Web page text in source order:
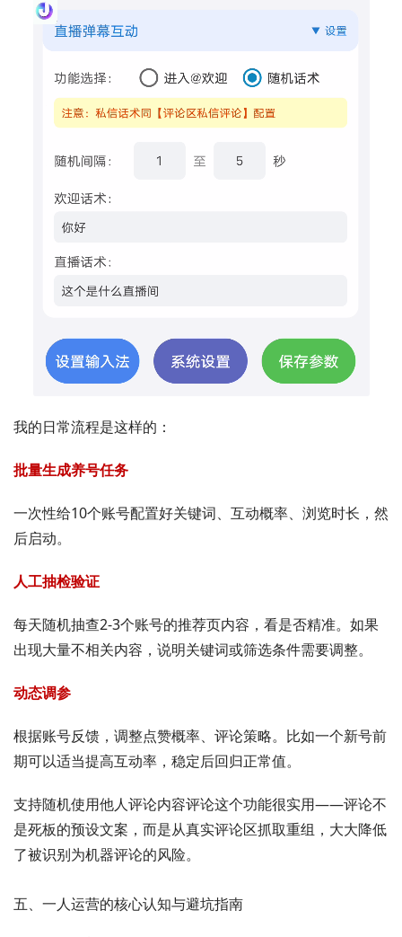
我的日常流程是这样的：
批量生成养号任务
一次性给10个账号配置好关键词、互动概率、浏览时长，然
后启动。
人工抽检验证
每天随机抽查2-3个账号的推荐页内容，看是否精准。如果
出现大量不相关内容，说明关键词或筛选条件需要调整。
动态调参
根据账号反馈，调整点赞概率、评论策略。比如一个新号前
期可以适当提高互动率，稳定后回归正常值。
支持随机使用他人评论内容评论这个功能很实用——评论不
是死板的预设文案，而是从真实评论区抓取重组，大大降低
了被识别为机器评论的风险。
五、一人运营的核心认知与避坑指南